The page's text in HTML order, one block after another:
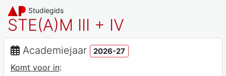
Studiegids
STE(A)M III + IV
Academiejaar 2026-27
Komt voor in: